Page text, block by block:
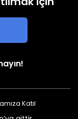
için
Katıl